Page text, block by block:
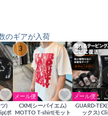
のギアが入荷
)
ポ
3
メール便
CXM(シーバイエム)
MOTTO T-shirt(モット
4
メール便
GUARD-
ックス)